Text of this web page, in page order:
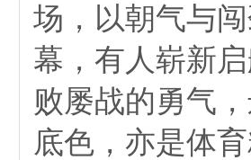
场，以朝气与
幕，有人崭新
败屡战的勇气
底色，亦是体